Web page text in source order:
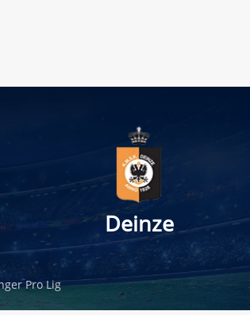
Deinze
Pro Lig